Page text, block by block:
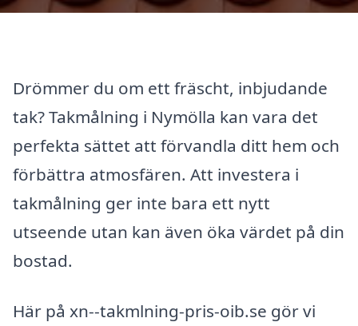
Drömmer du om ett fräscht, inbjudande
tak? Takmålning i Nymölla kan vara det
perfekta sättet att förvandla ditt hem och
förbättra atmosfären. Att investera i
takmålning ger inte bara ett nytt
utseende utan kan även öka värdet på din
bostad.
Här på xn--takmlning-pris-oib.se gör vi